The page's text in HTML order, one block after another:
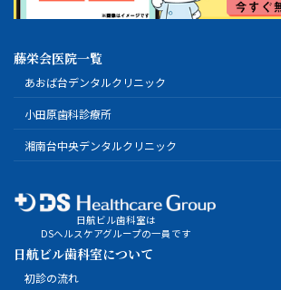
藤栄会医院一覧
あおば台デンタルクリニック
小田原歯科診療所
湘南台中央デンタルクリニック
日航ビル歯科室は
DSヘルスケアグループの一員です
日航ビル歯科室について
初診の流れ